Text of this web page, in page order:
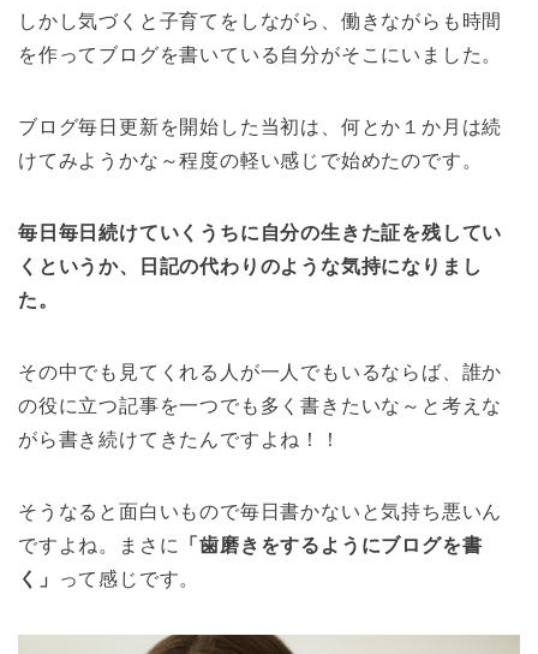
しかし気づくと子育てをしながら、働きながらも時間
を作ってブログを書いている自分がそこにいました。
ブログ毎日更新を開始した当初は、何とか１か月は続
けてみようかな～程度の軽い感じで始めたのです。
毎日毎日続けていくうちに自分の生きた証を残してい
くというか、日記の代わりのような気持になりまし
た。
その中でも見てくれる人が一人でもいるならば、誰か
の役に立つ記事を一つでも多く書きたいな～と考えな
がら書き続けてきたんですよね！！
そうなると面白いもので毎日書かないと気持ち悪いん
ですよね。まさに
「歯磨きをするようにブログを書
く」
って感じです。